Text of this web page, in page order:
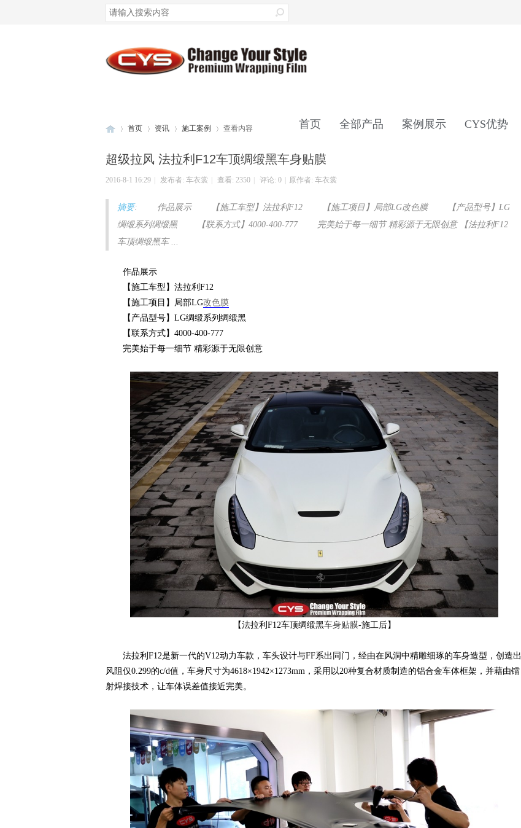
微博登录
首页 全部产品 案例展示 CYS优势
联系我们
车
网,
›
首页
›
资讯
›
施工案例 查看内容
超级拉风 法拉利F12车顶绸缎黑车身贴膜
2016-8-1 16:29 发布者: 车衣裳 查看: 2350 评论: 0 原作者: 车衣裳
摘要: 作品展示 【施工车型】法拉利F12 【施工项目】局部LG改色膜 【产品型号】LG
绸缎系列绸缎黑 【联系方式】4000-400-777 完美始于每一细节 精彩源于无限创意 【法拉利F12
车顶绸缎黑车 ...
作品展示
【施工车型】法拉利F12
【施工项目】局部LG改色膜
【产品型号】LG绸缎系列绸缎黑
【联系方式】4000-400-777
完美始于每一细节 精彩源于无限创意
【法拉利F12车顶绸缎黑车身贴膜-施工后】
法拉利F12是新一代的V12动力车款，车头设计与FF系出同门，经由在风洞中精雕细琢的车身造型，创造出
风阻仅0.299的c/d值，车身尺寸为4618×1942×1273mm，采用以20种复合材质制造的铝合金车体框架，并藉由镭
射焊接技术，让车体误差值接近完美。